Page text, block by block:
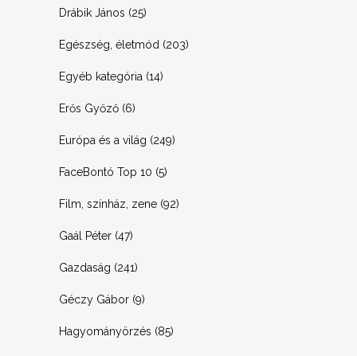
Drábik János (25)
Egészség, életmód (203)
Egyéb kategória (14)
Erős Győző (6)
Európa és a világ (249)
FaceBontó Top 10 (5)
Film, színház, zene (92)
Gaál Péter (47)
Gazdaság (241)
Géczy Gábor (9)
Hagyományörzés (85)